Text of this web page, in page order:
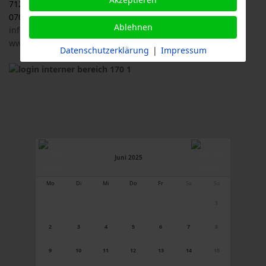
71263 Weil der Stadt
07033 / 69 23 902
info@logl-bw.de
www.logl-bw.de
Juni 2025
Mo Di Mi Do Fr
1
2 3 4 5 6 7 8
9 10 11 12 13 14 15
Ablehnen
Datenschutzerklärung | Impressum